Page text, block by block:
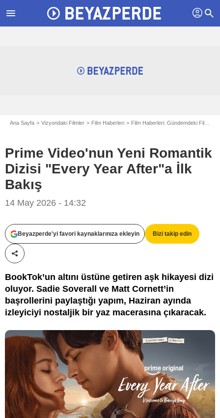
menu profil search
Ana Sayfa Vizyondaki Filmler Film Haberleri Film Haberleri: Gündemdeki Filmler
Prime Video'nun Yeni Romantik
Dizisi "Every Year After"a İlk
Bakış
14 May 2026 - 14:32
Beyazperde'yi favori kaynaklarınıza ekleyin Bizi takip edin
Paylaş!
BookTok’un altını üstüne getiren aşk hikayesi dizi
oluyor. Sadie Soverall ve Matt Cornett’in
başrollerini paylaştığı yapım, Haziran ayında
izleyiciyi nostaljik bir yaz macerasına çıkaracak.